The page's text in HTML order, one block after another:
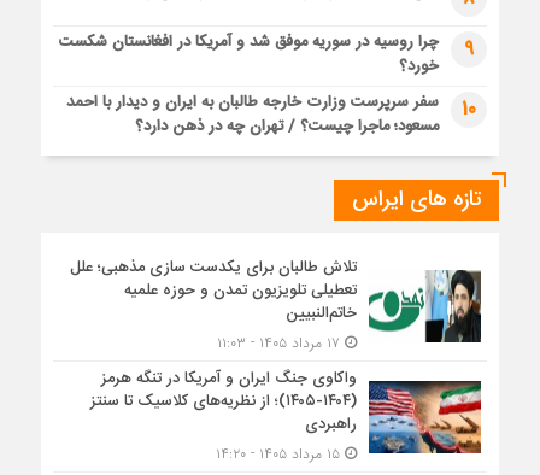
9
چرا روسیه در سوریه موفق شد و آمریکا در افغانستان شکست
خورد؟
10
سفر سرپرست وزارت خارجه طالبان به ایران و دیدار با احمد
مسعود؛ ماجرا چیست؟ / تهران چه در ذهن دارد؟
تازه های ایراس
تلاش طالبان برای یکدست سازی مذهبی؛ علل
تعطیلی تلویزیون تمدن و حوزه علمیه
خاتم‌النبیین
واکاوی جنگ ایران و آمریکا در تنگه هرمز
(۱۴۰۴-۱۴۰۵)؛ از نظریه‌های کلاسیک تا سنتز
راهبردی
۱۵ مرداد ۱۴۰۵ - ۱۴:۲۰